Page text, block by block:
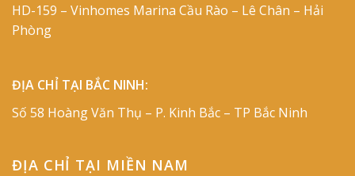
HD-159 – Vinhomes Marina Cầu Rào – Lê Chân – Hải
Phòng
ĐỊA CHỈ TẠI BẮC NINH:
Số 58 Hoàng Văn Thụ – P. Kinh Bắc – TP Bắc Ninh
ĐỊA CHỈ TẠI MIỀN NAM